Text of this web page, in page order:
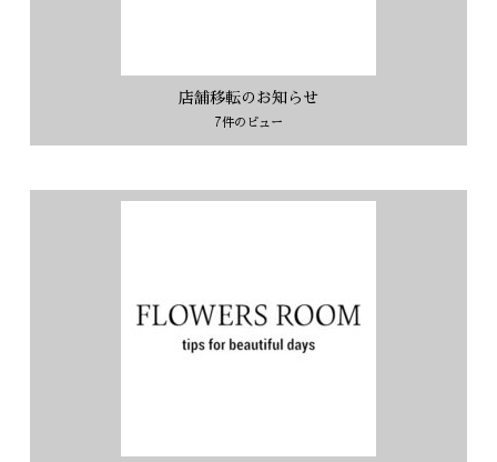
店舗移転のお知らせ
7件のビュー